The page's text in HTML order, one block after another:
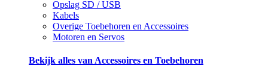
Opslag SD / USB
Kabels
Overige Toebehoren en Accessoires
Motoren en Servos
Bekijk alles van Accessoires en Toebehoren